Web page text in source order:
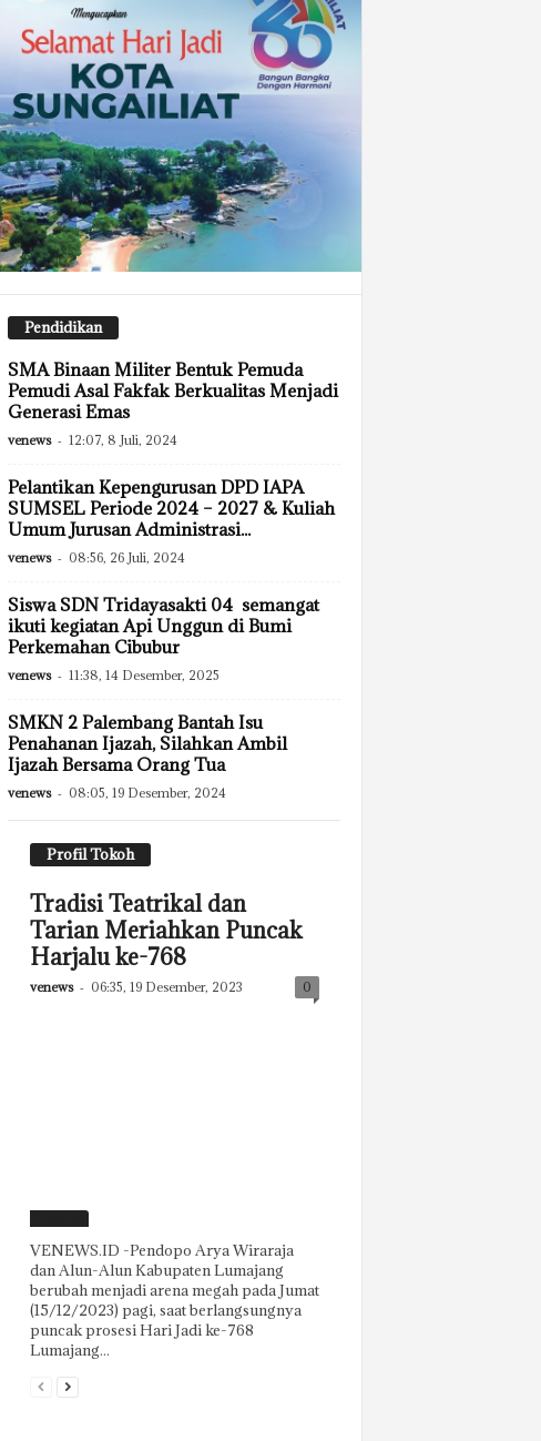
Pendidikan
SMA Binaan Militer Bentuk Pemuda
Pemudi Asal Fakfak Berkualitas Menjadi
Generasi Emas
venews - 12:07, 8 Juli, 2024
Pelantikan Kepengurusan DPD IAPA
SUMSEL Periode 2024 – 2027 & Kuliah
Umum Jurusan Administrasi...
venews - 08:56, 26 Juli, 2024
Siswa SDN Tridayasakti 04 semangat
ikuti kegiatan Api Unggun di Bumi
Perkemahan Cibubur
venews - 11:38, 14 Desember, 2025
SMKN 2 Palembang Bantah Isu
Penahanan Ijazah, Silahkan Ambil
Ijazah Bersama Orang Tua
venews - 08:05, 19 Desember, 2024
Profil Tokoh
Tradisi Teatrikal dan
Tarian Meriahkan Puncak
Harjalu ke-768
venews - 06:35, 19 Desember, 2023 0
VENEWS.ID -Pendopo Arya Wiraraja
dan Alun-Alun Kabupaten Lumajang
berubah menjadi arena megah pada Jumat
(15/12/2023) pagi, saat berlangsungnya
puncak prosesi Hari Jadi ke-768
Lumajang...